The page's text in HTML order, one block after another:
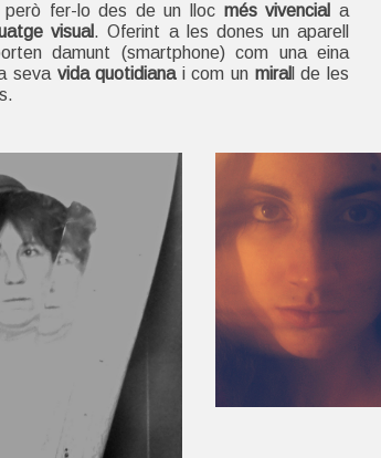
fer-lo des de un lloc més vivencial a
visual. Oferint a les dones un aparell
damunt (smartphone) com una eina
sevavida quotidianai com un miral l de les